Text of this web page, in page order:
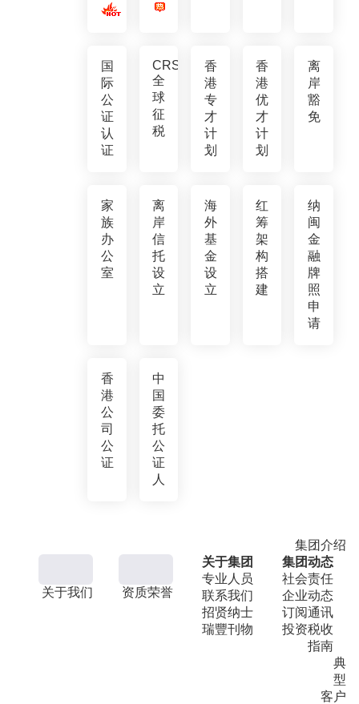
国
际
公
证
认
证
CRS
全
球
征
税
香
港
专
才
计
划
香
港
优
才
计
划
离
岸
豁
免
家
族
办
公
室
离
岸
信
托
设
立
海
外
基
金
设
立
红
筹
架
构
搭
建
纳
闽
金
融
牌
照
申
请
香
港
公
司
公
证
中
国
委
托
公
证
人
集团介绍
关于我们 资质荣誉
关于集团
专业人员
联系我们
招贤纳士
瑞豐刊物
集团动态
社会责任
企业动态
订阅通讯
投资税收
指南
典
型
客户